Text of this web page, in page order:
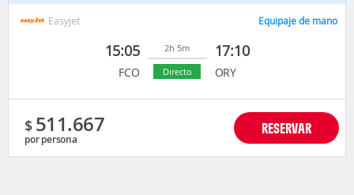
Easyjet Equipaje de mano
15:05
FCO
2h 5m
Directo
17:10
ORY
$ 511.667
por persona
RESERVAR